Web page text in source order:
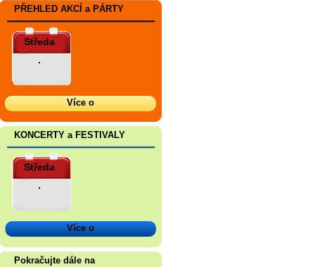
PŘEHLED AKCÍ a PÁRTY
Středa
.
Více o
KONCERTY a FESTIVALY
Středa
.
Více o
Pokračujte dále na